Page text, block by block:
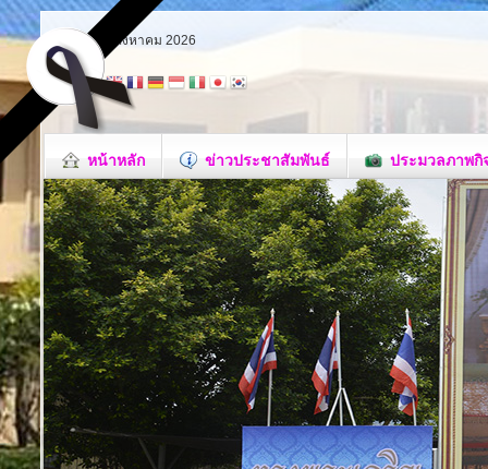
อาทิตย์ 9 สิงหาคม 2026
หน้าหลัก ข่าวประชาสัมพันธ์ ประมวลภาพกิ